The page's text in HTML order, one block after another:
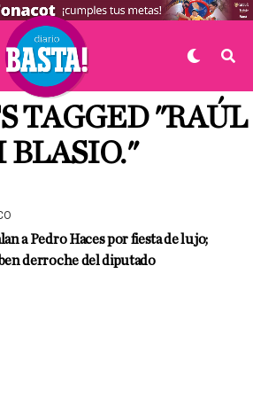
TAGGED "RAÚL
BLASIO."
a Pedro Haces por fiesta de lujo;
derroche del diputado